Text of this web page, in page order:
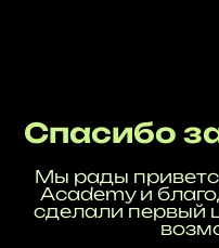
Спасибо
Мы рады
Academy и
сделали первый